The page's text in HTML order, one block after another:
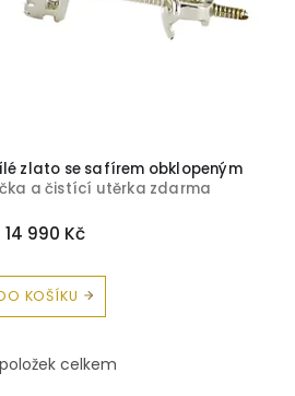
zlato se safírem obklopeným
a čistící utěrka zdarma
14 990 Kč
KOŠÍKU
Ocelkem